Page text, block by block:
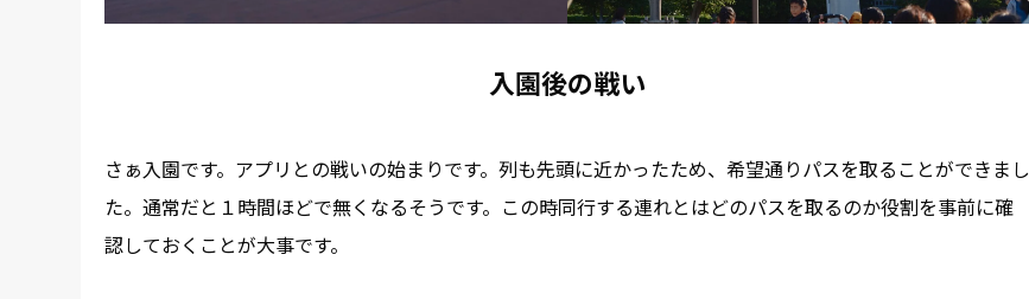
入園後の戦い
さぁ入園です。アプリとの戦いの始まりです。列も先頭に近かったため、希望通りパスを取ることができまし
た。通常だと１時間ほどで無くなるそうです。この時同行する連れとはどのパスを取るのか役割を事前に確
認しておくことが大事です。